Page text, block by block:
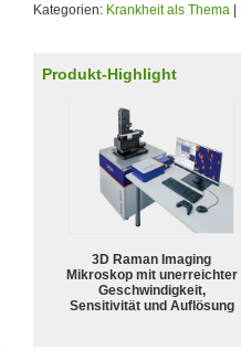
Kategorien: Krankheit als Thema
Produkt-Highlight
3D Raman Imaging
Mikroskop mit unerreichter
Geschwindigkeit,
Sensitivität und Auflösung